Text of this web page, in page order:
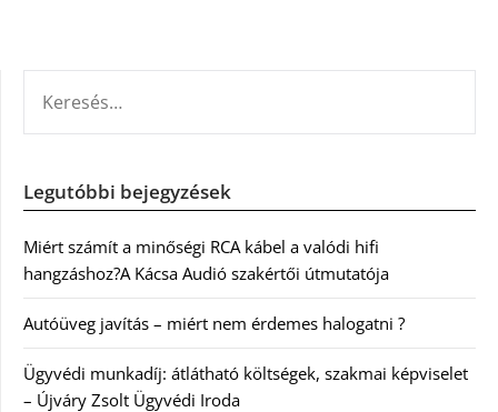
Legutóbbi bejegyzések
Miért számít a minőségi RCA kábel a valódi hifi
hangzáshoz?A Kácsa Audió szakértői útmutatója
Autóüveg javítás – miért nem érdemes halogatni ?
Ügyvédi munkadíj: átlátható költségek, szakmai képviselet
– Újváry Zsolt Ügyvédi Iroda